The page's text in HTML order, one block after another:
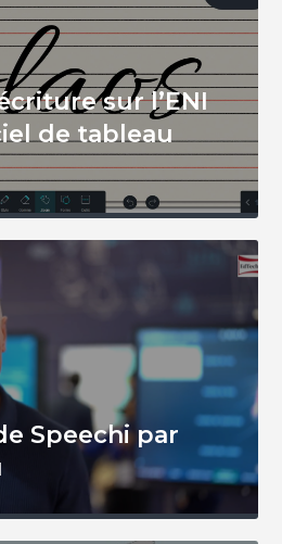
sur l’ENI
de tableau
Speechi par